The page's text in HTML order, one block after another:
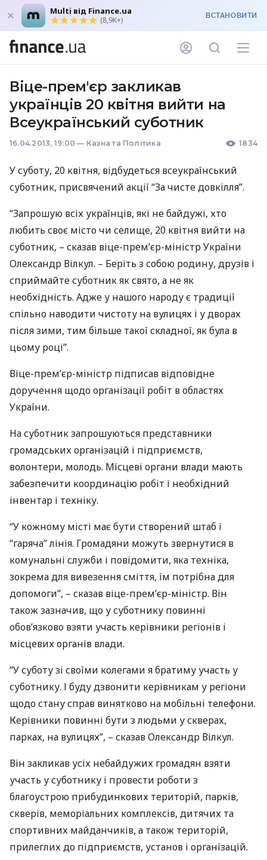
Multi від Finance.ua
(8,9K+) ВСТАНОВИТИ
Віце-прем'єр закликав
українців 20 квітня вийти на
Всеукраїнський суботник
16.04.2013, 19:00 — Казна та Політика 1834
У суботу, 20 квітня, відбудеться всеукраїнський
суботник, присвячений акції “За чисте довкілля”.
“Запрошую всіх українців, які не байдужі, хто
любить своє місто чи селище, 20 квітня вийти на
суботник, – сказав віце-прем’єр-міністр України
Олександр Вілкул. – Беріть з собою родину, друзів і
сприймайте суботник як свято, а не як
необхідність. Адже у нашого народу є традиції
спільно наводити чистоту на вулицях і у дворах
після зими, тим більше такої складної, як була в
цьому році”.
Віце-прем’єр-міністр підписав відповідне
доручення щодо організації робіт в областях
України.
На суботник запрошуються представники
громадських організацій і підприємств,
волонтери, молодь. Місцеві органи влади мають
забезпечити координацію робіт і необхідний
інвентар і техніку.
“У кожному місті має бути створений штаб і
“гаряча” лінія. Громадяни можуть звернутися в
комунальні служби і повідомити, яка техніка,
зокрема для вивезення сміття, їм потрібна для
допомоги”, – сказав віце-прем’єр-міністр. Він
також зазначив, що у суботнику повинні
обов’язково взяти участь керівники регіонів і
місцевих органів влади.
“У суботу зі своїми колегами я братиму участь у
суботнику. І буду дзвонити керівникам у регіони
щодо стану справ винятково на мобільні телефони.
Керівники повинні бути з людьми у скверах,
парках, на вулицях”, – сказав Олександр Вілкул.
Він закликав усіх небайдужих громадян взяти
участь у суботнику і провести роботи з
благоустрою прибудинкових територій, парків,
скверів, меморіальних комплексів, дитячих та
спортивних майданчиків, а також територій,
прилеглих до підприємств, установ і організацій.